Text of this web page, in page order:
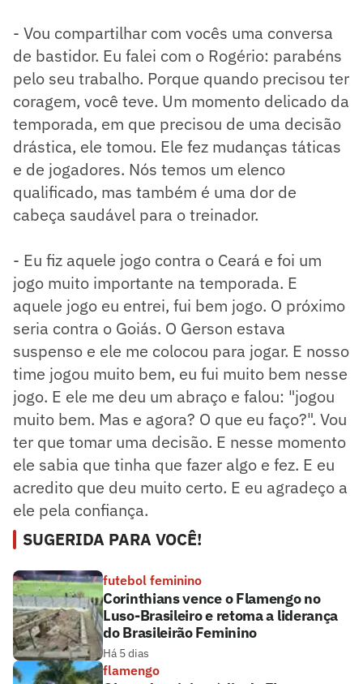
- Vou compartilhar com vocês uma conversa
de bastidor. Eu falei com o Rogério: parabéns
pelo seu trabalho. Porque quando precisou ter
coragem, você teve. Um momento delicado da
temporada, em que precisou de uma decisão
drástica, ele tomou. Ele fez mudanças táticas
e de jogadores. Nós temos um elenco
qualificado, mas também é uma dor de
cabeça saudável para o treinador.
- Eu fiz aquele jogo contra o Ceará e foi um
jogo muito importante na temporada. E
aquele jogo eu entrei, fui bem jogo. O próximo
seria contra o Goiás. O Gerson estava
suspenso e ele me colocou para jogar. E nosso
time jogou muito bem, eu fui muito bem nesse
jogo. E ele me deu um abraço e falou: "jogou
muito bem. Mas e agora? O que eu faço?". Vou
ter que tomar uma decisão. E nesse momento
ele sabia que tinha que fazer algo e fez. E eu
acredito que deu muito certo. E eu agradeço a
ele pela confiança.
SUGERIDA PARA VOCÊ!
futebol feminino
Corinthians vence o Flamengo no
Luso-Brasileiro e retoma a liderança
do Brasileirão Feminino
Há 5 dias
flamengo